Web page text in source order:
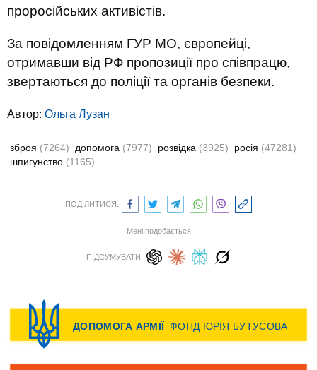
проросійських активістів.
За повідомленням ГУР МО, європейці,
отримавши від РФ пропозиції про співпрацю,
звертаються до поліції та органів безпеки.
Автор: Ольга Лузан
зброя (7264) допомога (7977) розвідка (3925) росія (47281)
шпигунство (1165)
ПОДІЛИТИСЯ:
Мені подобається
ПІДСУМУВАТИ: